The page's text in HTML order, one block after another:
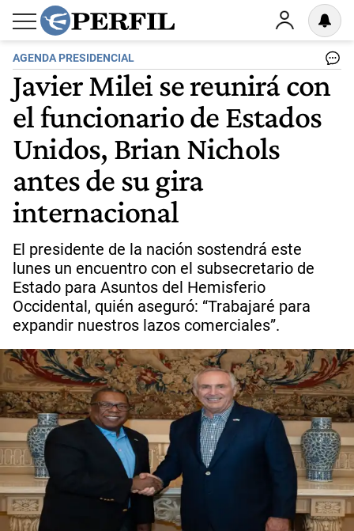
AGENDA PRESIDENCIAL
Javier Milei se reunirá con
el funcionario de Estados
Unidos, Brian Nichols
antes de su gira
internacional
El presidente de la nación sostendrá este
lunes un encuentro con el subsecretario de
Estado para Asuntos del Hemisferio
Occidental, quién aseguró: “Trabajaré para
expandir nuestros lazos comerciales”.